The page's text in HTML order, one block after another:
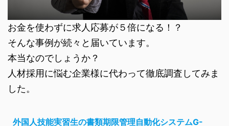
お金を使わずに求人応募が５倍になる！？
そんな事例が続々と届いています。
本当なのでしょうか？
人材採用に悩む企業様に代わって徹底調査してみま
した。
外国人技能実習生の書類期限管理自動化システムG-